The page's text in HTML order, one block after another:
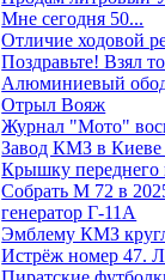
Мне сегодня 50...
Отличие ходовой
Поздравьте! Взял
Алюминиевый обод
Отрыл Вояж
Журнал "Мото"
Завод КМЗ в Киеве
Крышку переднего
Собрать М 72 в
генератор Г-11А
Эмблему КМЗ
Истрёж номер 47.